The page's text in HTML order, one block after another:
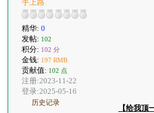
手上路
精华:0
发帖: 102
积分: 102 分
金钱: 197 RMB
贡献值: 102 点
注册:2023-11-22
登录:2025-05-16
历史记录
【给我顶